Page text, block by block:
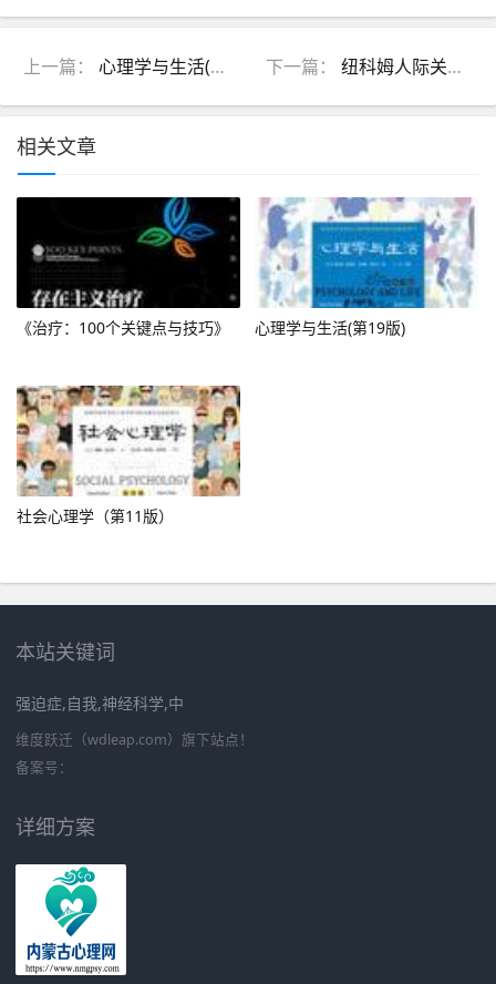
上一篇： 心理学与生活(第19版) 下一篇：纽科姆人际关系思想解析
相关文章
《治疗：100个关键点与技巧》 心理学与生活(第19版)
社会心理学（第11版）
本站关键词
强迫症,自我,神经科学,中
维度跃迁（wdleap.com）旗下站点！
备案号：
详细方案